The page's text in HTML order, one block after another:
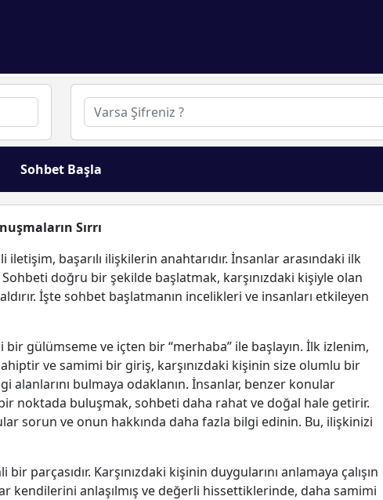
Sohbet Başla
Sırrı
başarılı ilişkilerin anahtarıdır. İnsanlar arasındaki ilk
doğru bir şekilde başlatmak, karşınızdaki kişiyle olan
İşte sohbet başlatmanın incelikleri ve insanları etkileyen
bir gülümseme ve içten bir “merhaba” ile başlayın. İlk izlenim,
ve samimi bir giriş, karşınızdaki kişinin size olumlu bir
alanlarını bulmaya odaklanın. İnsanlar, benzer konular
noktada buluşmak, sohbeti daha rahat ve doğal hale getirir.
sorun ve onun hakkında daha fazla bilgi edinin. Bu, ilişkinizi
parçasıdır. Karşınızdaki kişinin duygularını anlamaya çalışın
kendilerini anlaşılmış ve değerli hissettiklerinde, daha samimi